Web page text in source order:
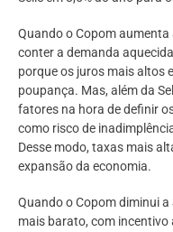
Quando o Copom
conter a demanda
porque os juros mais altos
poupança. Mas, além da
fatores na hora de definir
como risco de
Desse modo, taxas mais
expansão da economia.
Quando o Copom diminui
mais barato, com